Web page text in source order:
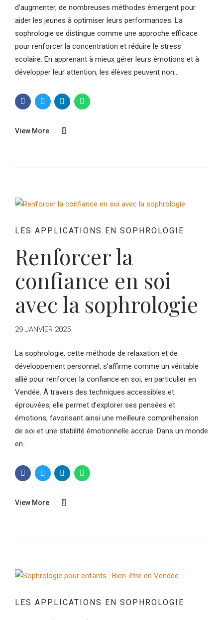
d’augmenter, de nombreuses méthodes émergent pour
aider les jeunes à optimiser leurs performances. La
sophrologie se distingue comme une approche efficace
pour renforcer la concentration et réduire le stress
scolaire. En apprenant à mieux gérer leurs émotions et à
développer leur attention, les élèves peuvent non...
View More
LES APPLICATIONS EN SOPHROLOGIE
Renforcer la
confiance en soi
avec la sophrologie
29 JANVIER 2025
La sophrologie, cette méthode de relaxation et de
développement personnel, s’affirme comme un véritable
allié pour renforcer la confiance en soi, en particulier en
Vendée. À travers des techniques accessibles et
éprouvées, elle permet d’explorer ses pensées et
émotions, favorisant ainsi une meilleure compréhension
de soi et une stabilité émotionnelle accrue. Dans un monde
en...
View More
LES APPLICATIONS EN SOPHROLOGIE